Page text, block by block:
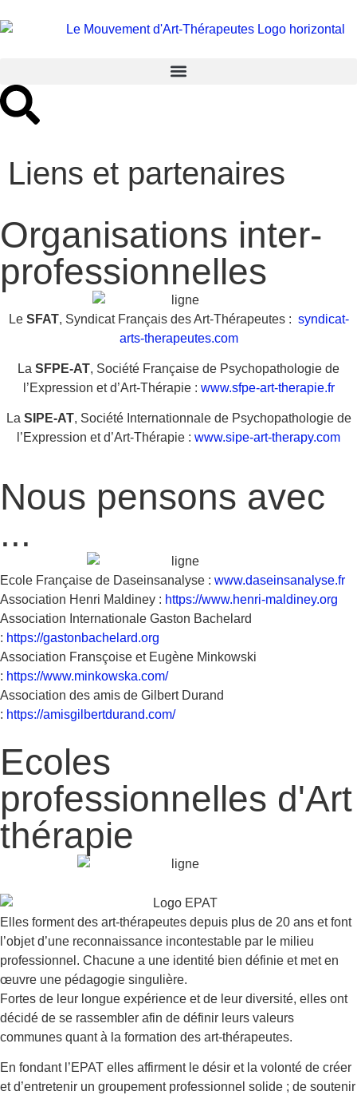
Liens et partenaires
Organisations inter-
professionnelles
Le SFAT, Syndicat Français des Art-Thérapeutes : syndicat-
arts-therapeutes.com
La SFPE-AT, Société Française de Psychopathologie de
l’Expression et d’Art-Thérapie : www.sfpe-art-therapie.fr
La SIPE-AT, Société Internationnale de Psychopathologie de
l’Expression et d’Art-Thérapie : www.sipe-art-therapy.com
Nous pensons avec
...
Ecole Française de Daseinsanalyse : www.daseinsanalyse.fr
Association Henri Maldiney : https://www.henri-maldiney.org
Association Internationale Gaston Bachelard
: https://gastonbachelard.org
Association Fransçoise et Eugène Minkowski
: https://www.minkowska.com/
Association des amis de Gilbert Durand
: https://amisgilbertdurand.com/
Ecoles
professionnelles d'Art
thérapie
Elles forment des art-thérapeutes depuis plus de 20 ans et font
l’objet d’une reconnaissance incontestable par le milieu
professionnel. Chacune a une identité bien définie et met en
œuvre une pédagogie singulière.
Fortes de leur longue expérience et de leur diversité, elles ont
décidé de se rassembler afin de définir leurs valeurs
communes quant à la formation des art-thérapeutes.
En fondant l’EPAT elles affirment le désir et la volonté de créer
et d’entretenir un groupement professionnel solide ; de soutenir